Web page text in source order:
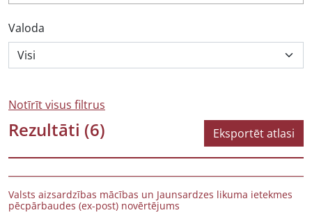
Valoda
Notīrīt visus filtrus
Rezultāti (6) Eksportēt atlasi
Valsts aizsardzības mācības un Jaunsardzes likuma ietekmes
pēcpārbaudes (ex-post) novērtējums